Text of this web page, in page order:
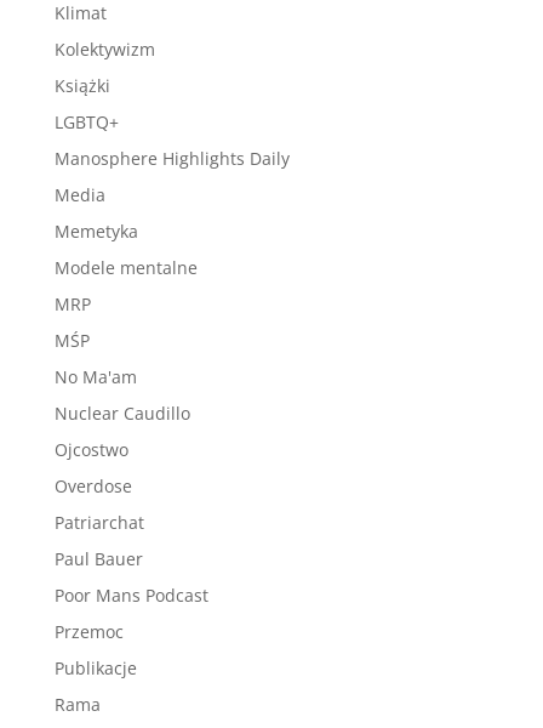
Klimat
Kolektywizm
Książki
LGBTQ+
Manosphere Highlights Daily
Media
Memetyka
Modele mentalne
MRP
MŚP
No Ma'am
Nuclear Caudillo
Ojcostwo
Overdose
Patriarchat
Paul Bauer
Poor Mans Podcast
Przemoc
Publikacje
Rama